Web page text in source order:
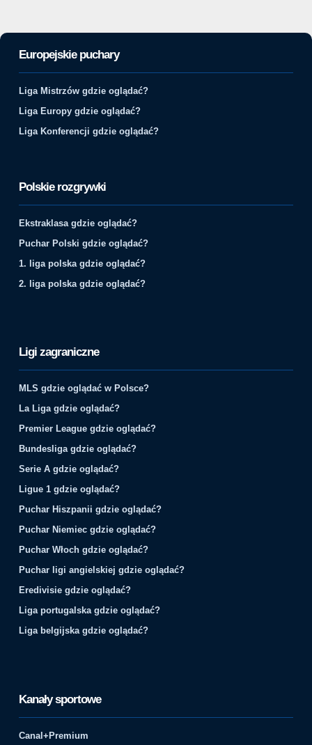
Europejskie puchary
Liga Mistrzów gdzie oglądać?
Liga Europy gdzie oglądać?
Liga Konferencji gdzie oglądać?
Polskie rozgrywki
Ekstraklasa gdzie oglądać?
Puchar Polski gdzie oglądać?
1. liga polska gdzie oglądać?
2. liga polska gdzie oglądać?
Ligi zagraniczne
MLS gdzie oglądać w Polsce?
La Liga gdzie oglądać?
Premier League gdzie oglądać?
Bundesliga gdzie oglądać?
Serie A gdzie oglądać?
Ligue 1 gdzie oglądać?
Puchar Hiszpanii gdzie oglądać?
Puchar Niemiec gdzie oglądać?
Puchar Włoch gdzie oglądać?
Puchar ligi angielskiej gdzie oglądać?
Eredivisie gdzie oglądać?
Liga portugalska gdzie oglądać?
Liga belgijska gdzie oglądać?
Kanały sportowe
Canal+Premium